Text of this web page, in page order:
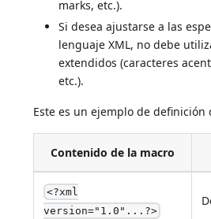
marks, etc.).
Si desea ajustarse a las
lenguaje XML, no debe
extendidos (caracteres
etc.).
Este es un ejemplo de definición
Contenido de la macro
<?xml
version="1.0"...?>